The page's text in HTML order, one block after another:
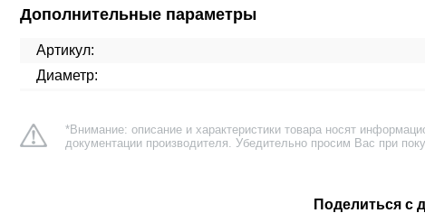
Дополнительные параметры
Артикул:
Диаметр:
*Внимание: описание и характеристики товара носят
документации производителя. Убедительно просим Вас при
Поделиться с